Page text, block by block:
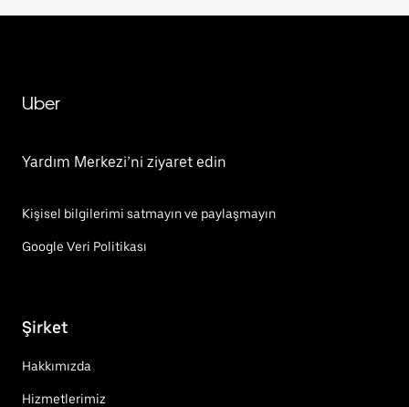
Uber
Yardım Merkezi’ni ziyaret edin
Kişisel bilgilerimi satmayın ve paylaşmayın
Google Veri Politikası
Şirket
Hakkımızda
Hizmetlerimiz